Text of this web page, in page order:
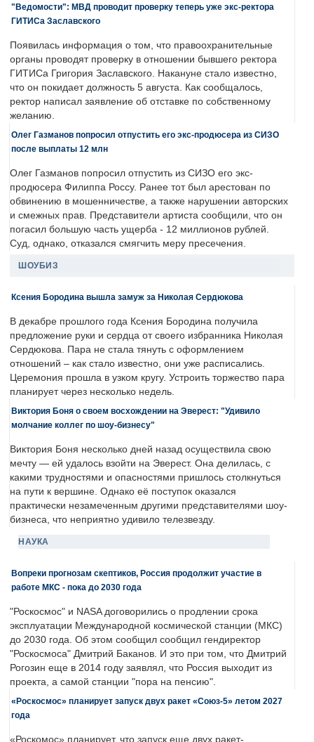
"Ведомости": МВД проводит проверку теперь уже экс-ректора
ГИТИСа Заславского
Появилась информация о том, что правоохранительные
органы проводят проверку в отношении бывшего ректора
ГИТИСа Григория Заславского. Накануне стало известно,
что он покидает должность 5 августа. Как сообщалось,
ректор написал заявление об отставке по собственному
желанию.
Олег Газманов попросил отпустить его экс-продюсера из СИЗО
после выплаты 12 млн
Олег Газманов попросил отпустить из СИЗО его экс-
продюсера Филиппа Россу. Ранее тот был арестован по
обвинению в мошенничестве, а также нарушении авторских
и смежных прав. Представители артиста сообщили, что он
погасил большую часть ущерба - 12 миллионов рублей.
Суд, однако, отказался смягчить меру пресечения.
ШОУБИЗ
Ксения Бородина вышла замуж за Николая Сердюкова
В декабре прошлого года Ксения Бородина получила
предложение руки и сердца от своего избранника Николая
Сердюкова. Пара не стала тянуть с оформлением
отношений – как стало известно, они уже расписались.
Церемония прошла в узком кругу. Устроить торжество пара
планирует через несколько недель.
Виктория Боня о своем восхождении на Эверест: "Удивило
молчание коллег по шоу-бизнесу"
Виктория Боня несколько дней назад осуществила свою
мечту — ей удалось взойти на Эверест. Она делилась, с
какими трудностями и опасностями пришлось столкнуться
на пути к вершине. Однако её поступок оказался
практически незамеченным другими представителями шоу-
бизнеса, что неприятно удивило телезвезду.
НАУКА
Вопреки прогнозам скептиков, Россия продолжит участие в
работе МКС - пока до 2030 года
"Роскосмос" и NASA договорились о продлении срока
эксплуатации Международной космической станции (МКС)
до 2030 года. Об этом сообщил сообщил гендиректор
"Роскосмоса" Дмитрий Баканов. И это при том, что Дмитрий
Рогозин еще в 2014 году заявлял, что Россия выходит из
проекта, а самой станции "пора на пенсию".
«Роскосмос» планирует запуск двух ракет «Союз-5» летом 2027
года
«Роскомос» планирует, что запуск еще двух ракет-